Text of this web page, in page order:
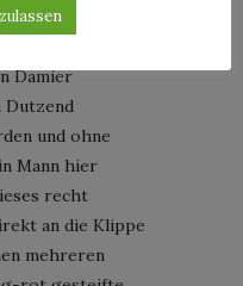
versammelt
Damier
Dutzend
und ohne
Mann hier
recht
an die Klippe
mehreren